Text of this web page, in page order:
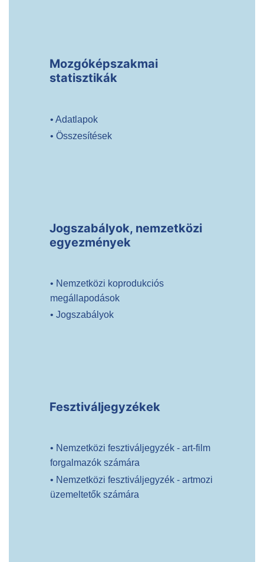
Mozgóképszakmai
statisztikák
• Adatlapok
• Összesítések
Jogszabályok, nemzetközi
egyezmények
• Nemzetközi koprodukciós
megállapodások
• Jogszabályok
Fesztiváljegyzékek
• Nemzetközi fesztiváljegyzék - art-film
forgalmazók számára
• Nemzetközi fesztiváljegyzék - artmozi
üzemeltetők számára